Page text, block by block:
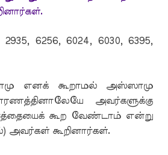
2935, 6256, 6024, 6030, 6395,
எனக் கூறாமல் அஸ்ஸாமு
அவர்களுக்கு
கூற வேண்டாம் என்று
அவர்கள் கூறினார்கள்.